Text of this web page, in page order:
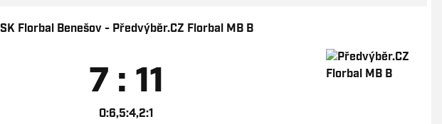
SK Florbal Benešov - Předvýběr.CZ Florbal MB B
7 : 11
0:6,5:4,2:1